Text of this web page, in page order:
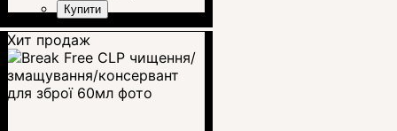
Купити
Хит продаж